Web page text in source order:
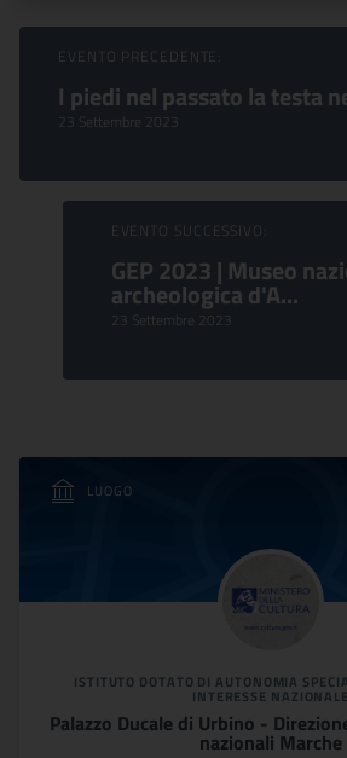
Sfoglia Eventi
EVENTO PRECEDENTE:
I piedi nel passato la testa
23 Settembre 2023
EVENTO SUCCESSIVO:
GEP 2023 | Museo
archeologica d'A...
23 Settembre 2023
LUOGO
ISTITUTO DOTATO DI AUTONOMIA
INTERESSE NAZIONALE
Palazzo Ducale di Urbino -
nazionali Marche